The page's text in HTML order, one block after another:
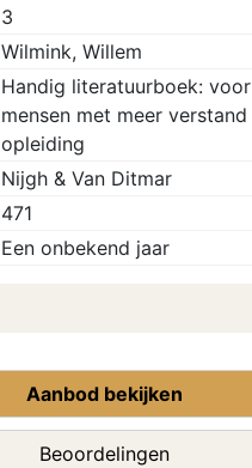
3
Wilmink, Willem
Handig literatuurboek: voor
mensen met meer
opleiding
Nijgh & Van Ditmar
471
Een onbekend jaar
Aanbod bekijken
Beoordelingen